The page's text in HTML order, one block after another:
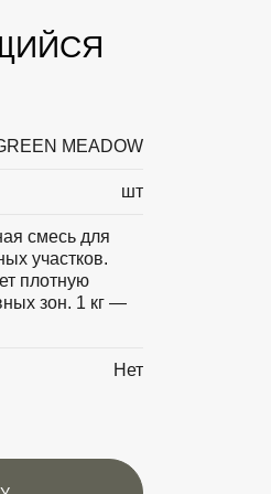
MEADOW
шт
смесь для
участков.
плотную
зон. 1 кг —
Нет